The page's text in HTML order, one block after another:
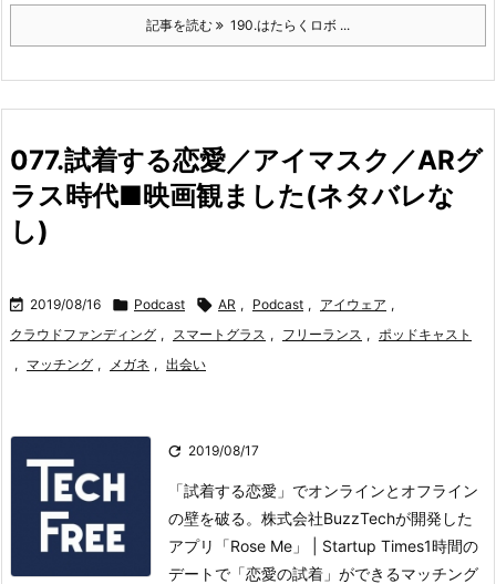
記事を読む 190.はたらくロボ ...
077.試着する恋愛／アイマスク／ARグ
ラス時代■映画観ました(ネタバレな
し)
 2019/08/16  Podcast  AR , Podcast , アイウェア ,
クラウドファンディング , スマートグラス , フリーランス , ポッドキャスト
, マッチング , メガネ , 出会い
 2019/08/17
「試着する恋愛」でオンラインとオフライン
の壁を破る。株式会社BuzzTechが開発した
アプリ「Rose Me」 | Startup Times1時間の
デートで「恋愛の試着」ができるマッチング